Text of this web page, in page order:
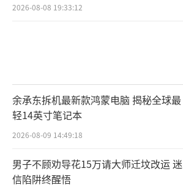
2026-08-08 19:33:12
余承东拆机最新款鸿蒙电脑 揭秘全球最
轻14英寸笔记本
2026-08-09 14:49:18
男子不顾劝导花15万请大师迁坟改运 迷
信陷阱终醒悟